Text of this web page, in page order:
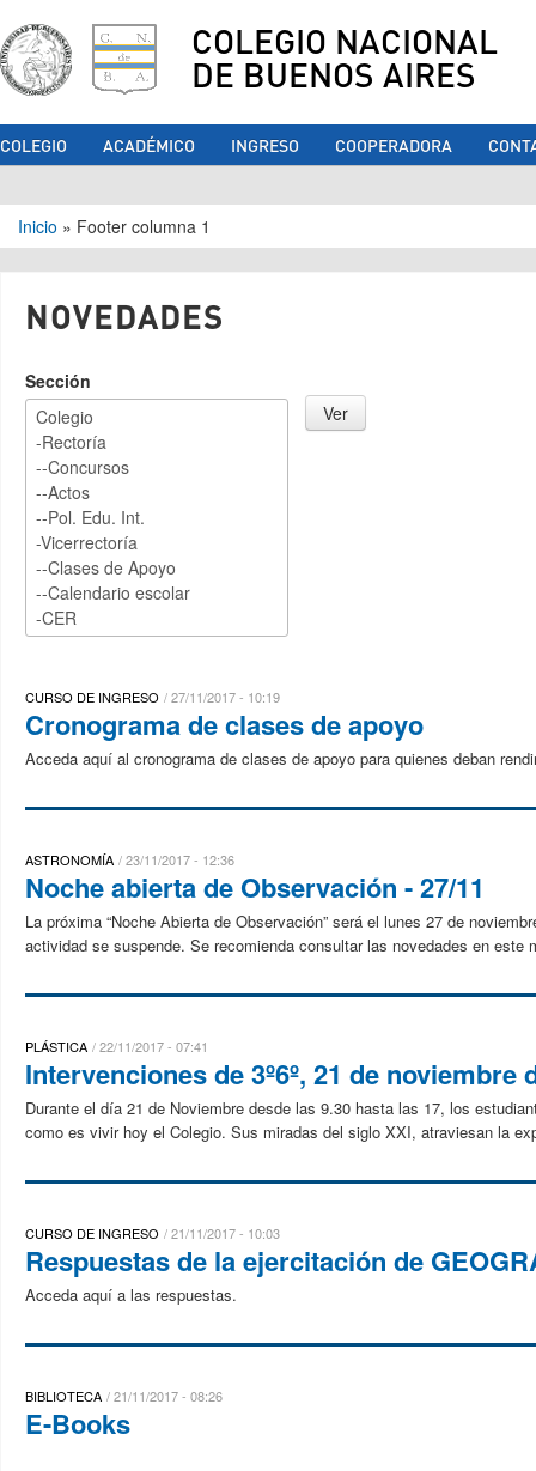
COLEGIO NACIONAL
DE BUENOS AIRES
COLEGIO ACADÉMICO INGRESO COOPERADORA
Se encuentra usted aquí
Inicio » Footer columna 1
NOVEDADES
Sección
CURSO DE INGRESO 27/11/2017 - 10:19
Cronograma de clases de apoyo
Acceda aquí al cronograma de clases de apoyo para quienes deban
ASTRONOMÍA 23/11/2017 - 12:36
Noche abierta de Observación - 27/11
La próxima “Noche Abierta de Observación” será el lunes 27 de
actividad se suspende. Se recomienda consultar las novedades en este
PLÁSTICA 22/11/2017 - 07:41
Intervenciones de 3º6º, 21 de noviembre
Durante el día 21 de Noviembre desde las 9.30 hasta las 17, los
como es vivir hoy el Colegio. Sus miradas del siglo XXI, atraviesan la
CURSO DE INGRESO 21/11/2017 - 10:03
Respuestas de la ejercitación de
Acceda aquí a las respuestas.
BIBLIOTECA 21/11/2017 - 08:26
E-Books